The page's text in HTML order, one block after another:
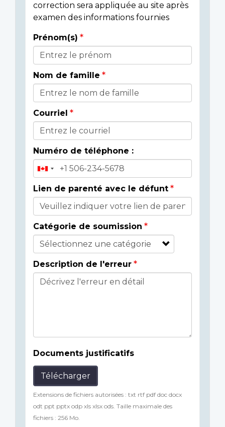
correction sera appliquée au site après
examen des informations fournies
Donor
Details
Prénom(s)
Nom de famille
Courriel
Numéro de téléphone :
Lien de parenté avec le défunt
Catégorie de soumission
Description de l'erreur
Documents justificatifs
Télécharger
Extensions de fichiers autorisées : txt rtf pdf doc docx
odt ppt pptx odp xls xlsx ods. Taille maximale des
fichiers : 256 Mo.